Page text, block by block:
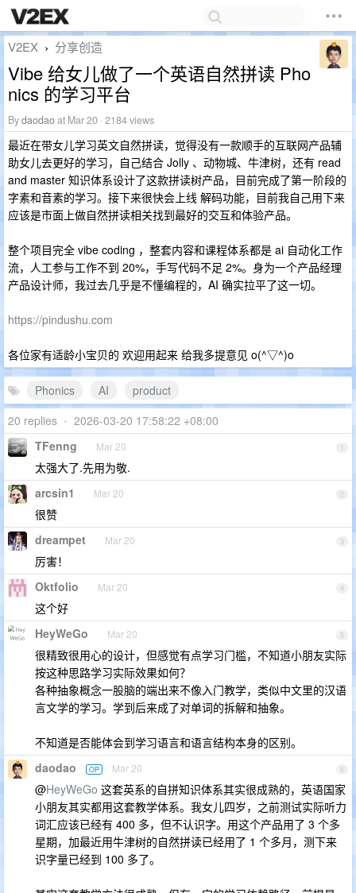
V2EX › 分享创造
Vibe 给女儿做了一个英语自然拼读 Pho
nics 的学习平台
Bydaodaoat Mar 20 · 2184 views
最近在带女儿学习英文自然拼读，觉得没有一款顺手的互联网产品辅
助女儿去更好的学习，自己结合 Jolly 、动物城、牛津树，还有 read
and master 知识体系设计了这款拼读树产品，目前完成了第一阶段的
字素和音素的学习。接下来很快会上线 解码功能，目前我自己用下来
应该是市面上做自然拼读相关找到最好的交互和体验产品。
整个项目完全 vibe coding ，整套内容和课程体系都是 ai 自动化工作
流，人工参与工作不到 20%，手写代码不足 2%。身为一个产品经理
产品设计师，我过去几乎是不懂编程的，AI 确实拉平了这一切。
https://pindushu.com
各位家有适龄小宝贝的 欢迎用起来 给我多提意见 o(^▽^)o
Phonics AI
product
20 replies • 2026-03-20 17:58:22 +08:00
1
TFenng Mar 20
太强大了.先用为敬.
2
arcsin1 Mar 20
很赞
3
dreampet Mar 20
厉害！
4
Oktfolio Mar 20
这个好
5
HeyWeGo Mar 20
很精致很用心的设计，但感觉有点学习门槛，不知道小朋友实际
按这种思路学习实际效果如何？
各种抽象概念一股脑的端出来不像入门教学，类似中文里的汉语
言文学的学习。学到后来成了对单词的拆解和抽象。
不知道是否能体会到学习语言和语言结构本身的区别。
6
daodao OP Mar 20
@HeyWeGo 这套英系的自拼知识体系其实很成熟的，英语国家
小朋友其实都用这套教学体系。我女儿四岁，之前测试实际听力
词汇应该已经有 400 多，但不认识字。用这个产品用了 3 个多
星期，加最近用牛津树的自然拼读已经用了 1 个多月，测下来
识字量已经到 100 多了。